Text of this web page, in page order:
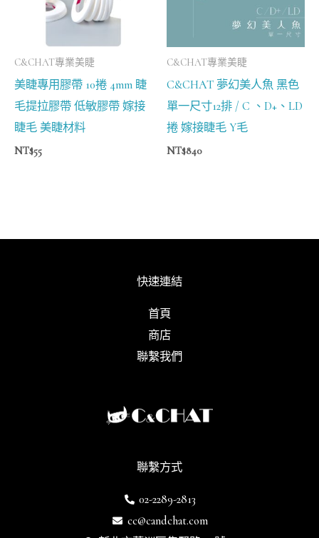
C&CHAT專業美睫
美睫專用膠帶 10捲 4mm 睫
毛提拉膠帶 低敏膠帶 嫁接
睫毛 美睫材料
NT$55
C&CHAT專業美睫
C&CHAT 夢幻美人魚 黑色
單一尺寸12排 / C 、D+、LD
捲 嫁接睫毛 Y毛
NT$840
聯繫方式
02-2289-2813
cc@candchat.com
快速連結
首頁
商店
聯繫我們